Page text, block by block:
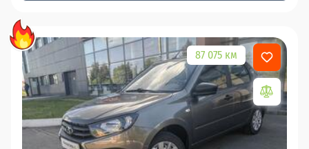
87 075 км